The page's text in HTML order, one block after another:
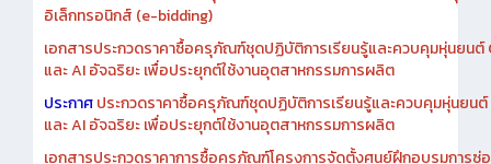
เอกสารประกวดราคาซื้อครุภัณฑ์ชุดปฏิบัติการเรียนรู้และควบคุมหุ่นยน
และ AI อัจฉริยะ เพื่อประยุกต์ใช้งานอุตสาหกรรมการผลิต
ประกาศประกวดราคาซื้อครุภัณฑ์ชุดปฏิบัติการเรียนรู้และควบคุมหุ่นยน
และ AI อัจฉริยะ เพื่อประยุกต์ใช้งานอุตสาหกรรมการผลิต
เอกสารประกวดราคาการซื้อครุภัณฑ์โครงการจัดตั้งศูนย์ฝึกอบรมการซ่
ซึ่งไม่มีนักบิน โดรน Maintenance of Drone วิทยาลัยเทคนิคชลบุรี